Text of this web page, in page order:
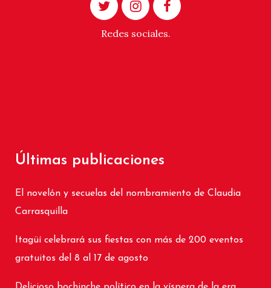
Redes sociales.
Últimas publicaciones
El novelón y secuelas del nombramiento de Claudia
Carrasquilla
Itagüí celebrará sus fiestas con más de 200 eventos
gratuitos del 8 al 17 de agosto